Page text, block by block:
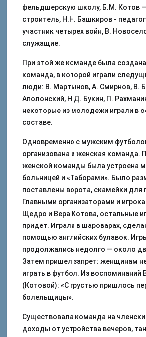
фельдшерскую школу, Б.М. Котов
строитель, Н.Н. Башкиров -
участник четырех войн, В.
служащие.
При этой же команде была
команда, в которой играли
люди: В. Мартынов, А. Смирнов, В.
Аполонский, Н.Д. Букин, П.
некоторые из молодежи играли в
составе.
Одновременно с мужским
организована и женская команда.
женской команды была устроена
больницей и «Таборами». Было
поставлены ворота, скамейки для
Главными организаторами и
Щедро и Вера Котова, остальные
придет. Играли в шароварах,
помощью английских булавок.
продолжались недолго — около
Затем пришел запрет: женщинам
играть в футбол. Из воспоминаний
(Котовой): «С грустью пришлось
болельщицы».
Существовала команда на
доходы от устройства вечеров,